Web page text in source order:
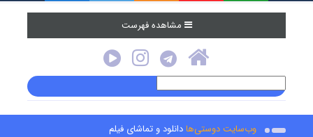
مشاهده فهرست
وب‌سایت دوستی‌هادانلود و تماشای فیلم